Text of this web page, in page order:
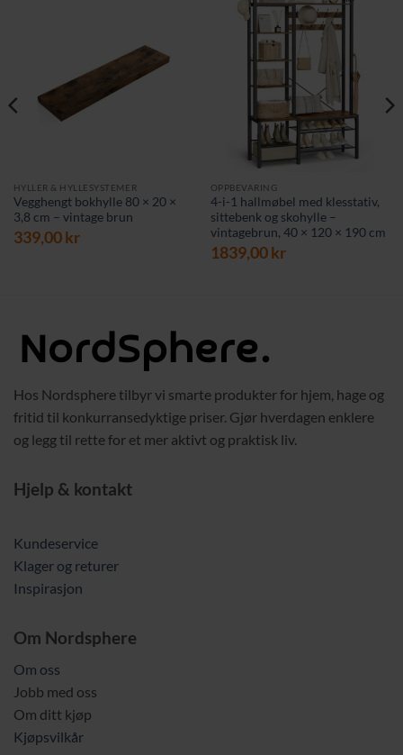
HYLLER & HYLLESYSTEMER
Vegghengt bokhylle 80 × 20 ×
3,8 cm – vintage brun
339,00kr
OPPBEVARING
4-i-1 hallmøbel med klesstativ,
sittebenk og skohylle –
vintagebrun, 40 × 120 × 190 cm
1839,00kr
Hos Nordsphere tilbyr vi smarte produkter for hjem, hage og
fritid til konkurransedyktige priser. Gjør hverdagen enklere
og legg til rette for et mer aktivt og praktisk liv.
Hjelp & kontakt
Kundeservice
Klager og returer
Inspirasjon
Om Nordsphere
Om oss
Jobb med oss
Om ditt kjøp
Kjøpsvilkår